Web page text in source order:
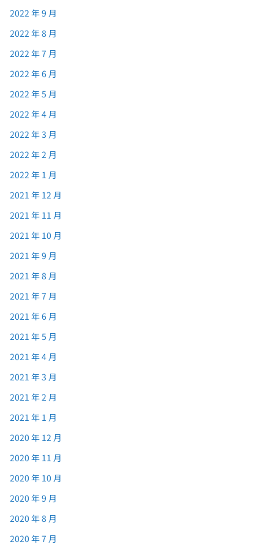
2022 年 9 月
2022 年 8 月
2022 年 7 月
2022 年 6 月
2022 年 5 月
2022 年 4 月
2022 年 3 月
2022 年 2 月
2022 年 1 月
2021 年 12 月
2021 年 11 月
2021 年 10 月
2021 年 9 月
2021 年 8 月
2021 年 7 月
2021 年 6 月
2021 年 5 月
2021 年 4 月
2021 年 3 月
2021 年 2 月
2021 年 1 月
2020 年 12 月
2020 年 11 月
2020 年 10 月
2020 年 9 月
2020 年 8 月
2020 年 7 月